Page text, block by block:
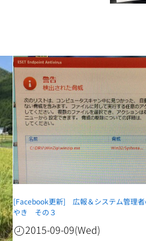
[Facebook更新] 広報＆システム管理者
やき その３
2015-09-09(Wed)